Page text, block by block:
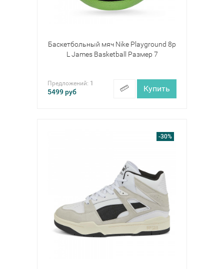
Баскетбольный мяч Nike Playground 8p
L James Basketball Размер 7
Предложений: 1
5499руб Купить
-30%